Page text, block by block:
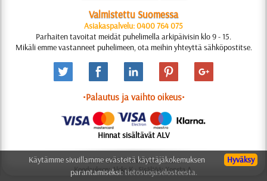
Valmistettu Suomessa
Asiakaspalvelu: 0400 764 075
Parhaiten tavoitat meidät puhelimella arkipäivisin klo 9 - 15.
Mikäli emme vastanneet puhelimeen, ota meihin yhteyttä sähköpostitse.
•Palautus ja vaihto oikeus•
Hinnat sisältävät ALV
© 2006-2025 Suunnittelu: Natali M.
Koodauksen: Aleks K.; Sisältöä: Konsta A.
Hyväksy
Käytämme sivuillamme evästeitä käyttäjäkokemuksen
parantamiseksi:tietosuojaselosteesta.